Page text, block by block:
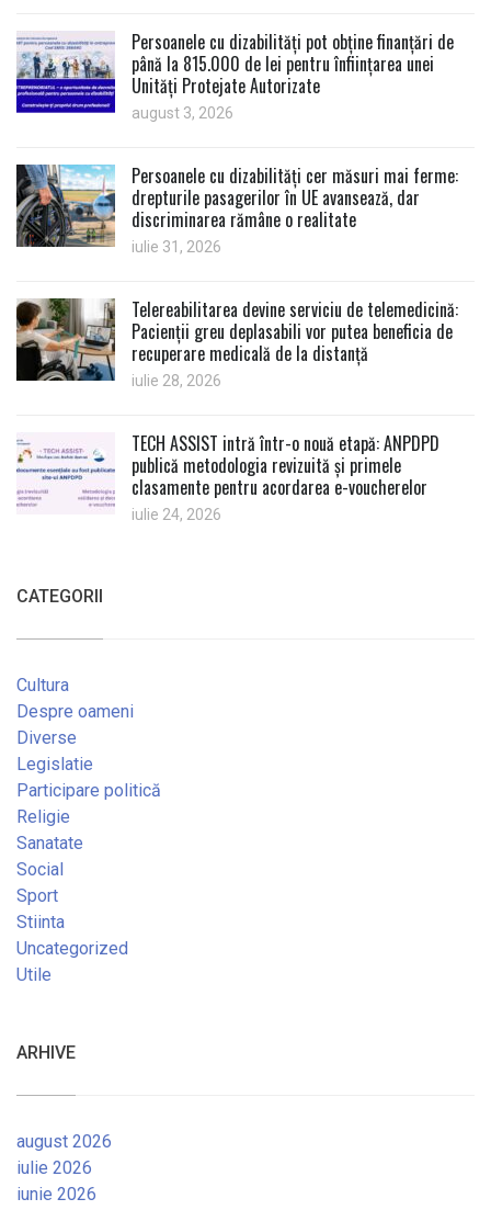
Persoanele cu dizabilități pot obține finanțări de
până la 815.000 de lei pentru înființarea unei
Unități Protejate Autorizate
august 3, 2026
Persoanele cu dizabilități cer măsuri mai ferme:
drepturile pasagerilor în UE avansează, dar
discriminarea rămâne o realitate
iulie 31, 2026
Telereabilitarea devine serviciu de telemedicină:
Pacienții greu deplasabili vor putea beneficia de
recuperare medicală de la distanță
iulie 28, 2026
TECH ASSIST intră într-o nouă etapă: ANPDPD
publică metodologia revizuită și primele
clasamente pentru acordarea e-voucherelor
iulie 24, 2026
CATEGORII
Cultura
Despre oameni
Diverse
Legislatie
Participare politică
Religie
Sanatate
Social
Sport
Stiinta
Uncategorized
Utile
ARHIVE
august 2026
iulie 2026
iunie 2026